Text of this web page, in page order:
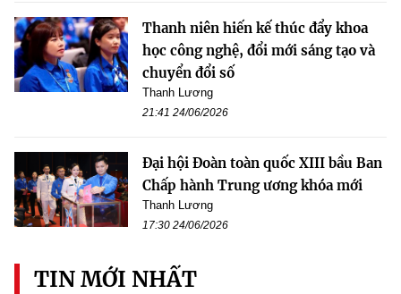
Thanh niên hiến kế thúc đẩy khoa
học công nghệ, đổi mới sáng tạo và
chuyển đổi số
Thanh Lương
21:41 24/06/2026
Đại hội Đoàn toàn quốc XIII bầu Ban
Chấp hành Trung ương khóa mới
Thanh Lương
17:30 24/06/2026
TIN MỚI NHẤT